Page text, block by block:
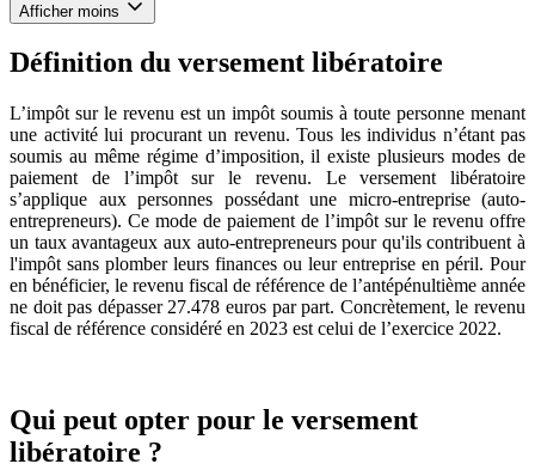
Afficher moins
Définition du versement libératoire
L’impôt sur le revenu est un impôt soumis à toute personne menant
une activité lui procurant un revenu. Tous les individus n’étant pas
soumis au même régime d’imposition, il existe plusieurs modes de
paiement de l’impôt sur le revenu. Le versement libératoire
s’applique aux personnes possédant une micro-entreprise (auto-
entrepreneurs). Ce mode de paiement de l’impôt sur le revenu offre
un taux avantageux aux auto-entrepreneurs pour qu'ils contribuent à
l'impôt sans plomber leurs finances ou leur entreprise en péril. Pour
en bénéficier, le revenu fiscal de référence de l’antépénultième année
ne doit pas dépasser 27.478 euros par part. Concrètement, le revenu
fiscal de référence considéré en 2023 est celui de l’exercice 2022.
Qui peut opter pour le versement
libératoire ?